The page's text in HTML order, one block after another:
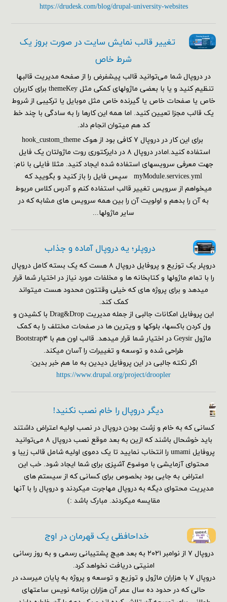
https://drudesk.com/blog/drupal-university-websites
تغییر قالب نمایش سایت در صورت بروز یک
شرط خاص
در دروپال شما می‌توانید قالب پیشفرض را از صفحه مدیریت قالبها
تنظیم کنید و یا با بعضی ماژولهای کمکی مثل themeKey برای کاربران
خاص یا صفحات خاص یا گیرنده خاص مثل موبایل یا ترکیبی از شروط
یک قالب مجزا تعیین کنید. اما همه این کارها را به سادگی با چند خط
کد هم می‎توان انجام داد.
برای این کار در دروپال ۷ کافی بود از هوک hook_custom_theme
استفاده کنید.امادر دروپال ۸ در دایرکتوری روت ماژولتان یک فایل
جهت معرفی سرویسهای استفاده شده ایجاد کنید. مثلا فایلی با نام:
myModule.services.yml سپس فایل را باز کنید و بگویید که
میخواهم از سرویس تغییر قالب استفاده کنم و آدرس کلاس مربوط
به آن را بدهم و اولویت آن را بین همه سرویس های مشابه که در
سایر ماژولها...
دروپلر؛ یه دروپال آماده و جذاب
دروپلر یک توزیع و پروفایل دروپال ۸ هست که یک بسته کامل دروپال
را با تمام ماژولها و کتابخانه ها و مخلفات مورد نیاز در اختیار شما قرار
میدهد و برای پروژه های که خیلی وقتتون محدود هست میتواند
کمک کند.
این پروفایل امکانات جالبی از جمله مدیریت Drag&Drop با کشیدن و
ول کردن باکسها، بلوکها و ویترین ها در صفحات مختلف را به کمک
ماژول Geysir در اختیار شما قرار میدهد. قالب اون هم با Bootstrap۴
طراحی شده و توسعه و تغییرات را آسان میکند.
اگر نکته جالبی در این پروفایل دیدین به ما هم خبر بدین:
https://www.drupal.org/project/droopler
دیگر دروپال را خام نصب نکنید!
کسانی که به خام و زشت بودن دروپال در نصب اولیه اعتراض داشتند
باید خوشحال باشند که ازین به بعد موقع نصب دروپال ۸ می‌توانید
پروفایل umami را انتخاب نمایید تا یک دموی اولیه شامل قالب زیبا و
محتوای آزمایشی با موضوع آشپزی برای شما ایجاد شود. خب این
اعتراض به جایی بود بخصوص برای کسانی که از سیستم های
مدیریت محتوای دیگه به دروپال مهاجرت میکردند و دروپال را با آنها
مقایسه میکردند. مبارک باشد :)
خداحافظی یک قهرمان در اوج
دروپال ۷ از نوامبر ۲۰۲۱ به بعد هیچ پشتیبانی رسمی و به روز رسانی
امنیتی دریافت نخواهد کرد.
دروپال ۷ با هزاران ماژول و توزیع و توسعه و پروژه به پایان میرسد، در
حالی که در حدود ده سال عمر آن هزاران برنامه نویس ساعتهای